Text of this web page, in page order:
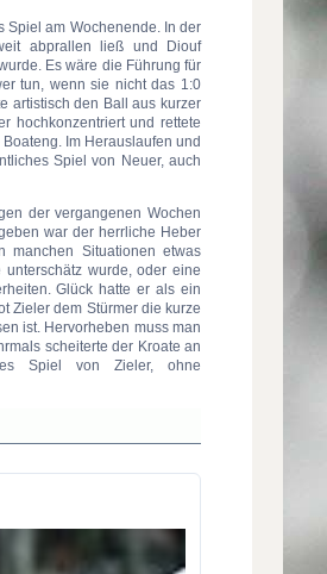
am Wochenende. In der
abprallen ließ und Diouf
Es wäre die Führung für
tun, wenn sie nicht das 1:0
artistisch den Ball aus kurzer
hochkonzentriert und rettete
Im Herauslaufen und
Spiel von Neuer, auch
der vergangenen Wochen
war der herrliche Heber
manchen Situationen etwas
wurde, oder eine
Glück hatte er als ein
Zieler dem Stürmer die kurze
ist. Hervorheben muss man
scheiterte der Kroate an
Spiel von Zieler, ohne